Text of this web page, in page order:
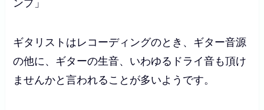
ンプ」
ギタリストはレコーディングのとき、ギター音源
の他に、ギターの生音、いわゆるドライ音も頂け
ませんかと言われることが多いようです。